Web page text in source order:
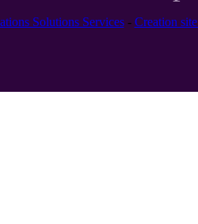
Solutions Services- Creation